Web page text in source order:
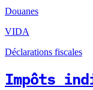
Douanes
VIDA
Déclarations fiscales
Impôts